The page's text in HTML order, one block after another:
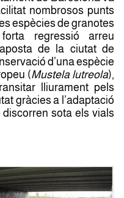
nombrosos punts
espècies de granotes
regressió arreu
aposta de la ciutat de
d’una espècie
(Mustela lutreola),
lliurament pels
gràcies a l’adaptació
sota els vials